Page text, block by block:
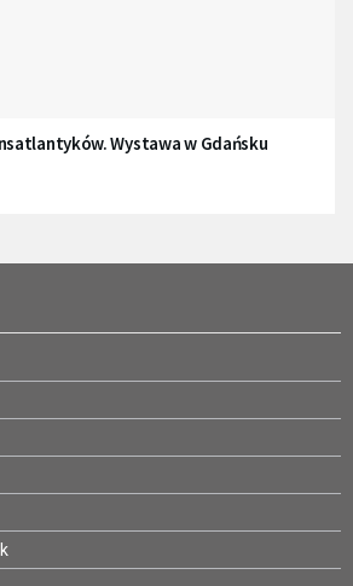
Wystawa w Gdańsku